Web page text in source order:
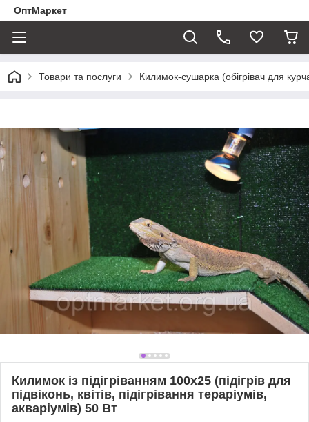
ОптМаркет
Товари та послуги Килимок-сушарка (обігрівач для
Килимок із підігріванням 100х25 (підігрів для
підвіконь, квітів, підігрівання тераріумів,
акваріумів) 50 Вт